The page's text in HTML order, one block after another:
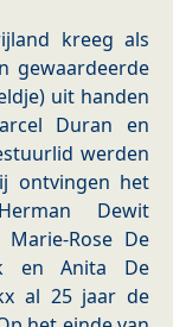
kreeg als
gewaardeerde
uit handen
Duran en
werden
ontvingen het
Dewit
Rose De
en Anita De
al 25 jaar de